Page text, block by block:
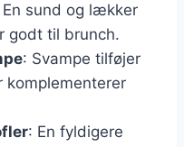
En sund og lækker
godt til brunch.
: Svampe tilføjer
komplementerer
: En fyldigere